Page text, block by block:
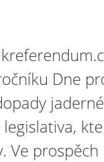
Dne
legislativa,
Ve